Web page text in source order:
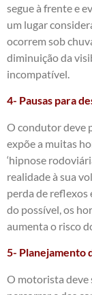
segue à frente e
um lugar
ocorrem sob
diminuição da
incompatível.
4- Pausas para
O condutor deve
expõe a muitas
‘hipnose
realidade à sua
perda de reflexos
do possível, os
aumenta o risco
5- Planejamento
O motorista deve